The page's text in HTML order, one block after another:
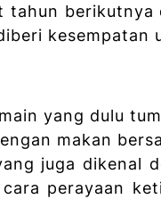
tahun berikutnya
kesempatan
yang dulu
makan
juga dikenal
cara perayaan